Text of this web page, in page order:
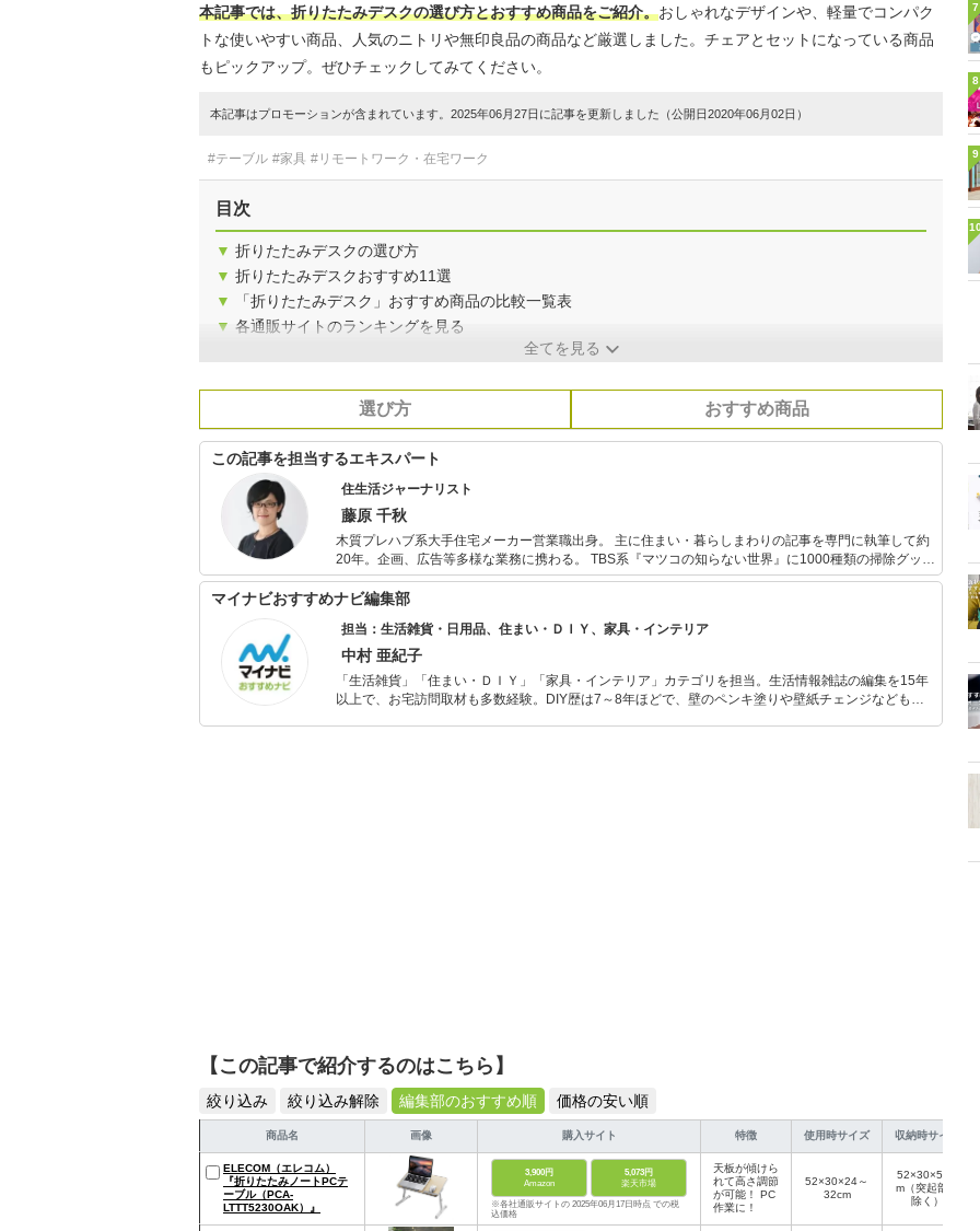
本記事では、折りたたみデスクの選び方とおすすめ商品をご紹介。おしゃれなデザインや、軽量でコンパク
トな使いやすい商品、人気のニトリや無印良品の商品など厳選しました。チェアとセットになっている商品
もピックアップ。ぜひチェックしてみてください。
本記事はプロモーションが含まれています。2025年06月27日に記事を更新しました（公開日2020年06月02日）
#テーブル #家具 #リモートワーク・在宅ワーク
目次
▼ 折りたたみデスクの選び方
▼ 折りたたみデスクおすすめ11選
▼
「折りたたみデスク」おすすめ商品の比較一覧表
▼ 各通販サイトのランキングを見る
全てを見る
選び方 おすすめ商品
この記事を担当するエキスパート
住生活ジャーナリスト
藤原 千秋
木質プレハブ系大手住宅メーカー営業職出身。 主に住まい・暮らしまわりの記事を専門に執筆して約
20年。企画、広告等多様な業務に携わる。 TBS系『マツコの知らない世界』に1000種類の掃除グッズ
を試した主婦として出演。 プライベートでは三女の母。
マイナビおすすめナビ編集部
担当：生活雑貨・日用品、住まい・ＤＩＹ、家具・インテリア
中村 亜紀子
「生活雑貨」「住まい・ＤＩＹ」「家具・インテリア」カテゴリを担当。生活情報雑誌の編集を15年
以上で、お宅訪問取材も多数経験。DIY歴は7～8年ほどで、壁のペンキ塗りや壁紙チェンジなどもチ
【この記事で紹介するのはこちら】
絞り込み 絞り込み解除 編集部のおすすめ順 価格の安い順
商品名 画像 購入サイト 特徴 使用時サイズ 収納時サイズ
ELECOM（エレコム）
『折りたたみノートPCテ
ーブル（PCA-
LTTT5230OAK）』
3,900円
Amazon
5,073円
楽天市場
※各社通販サイトの 2025年06月17日時点 での税
込価格
天板が傾けら
れて高さ調節
が可能！ PC
作業に！
52×30×24～
32cm
52×30×5.1c
m（突起部を
除く）
7
8
9